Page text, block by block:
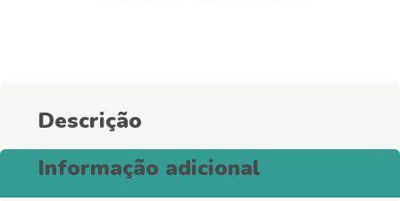
Descrição
Informação adicional